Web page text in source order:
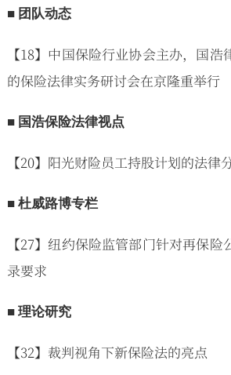
■ 团队动态
【18】中国保险行业协会主办，国
的保险法律实务研讨会在京隆重举行
■ 国浩保险法律视点
【20】阳光财险员工持股计划的法律
■ 杜威路博专栏
【27】纽约保险监管部门针对再保
录要求
■ 理论研究
【32】裁判视角下新保险法的亮点